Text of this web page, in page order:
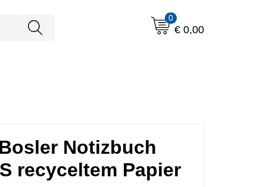
0
€ 0,00
Notizbuch
recyceltem Papier